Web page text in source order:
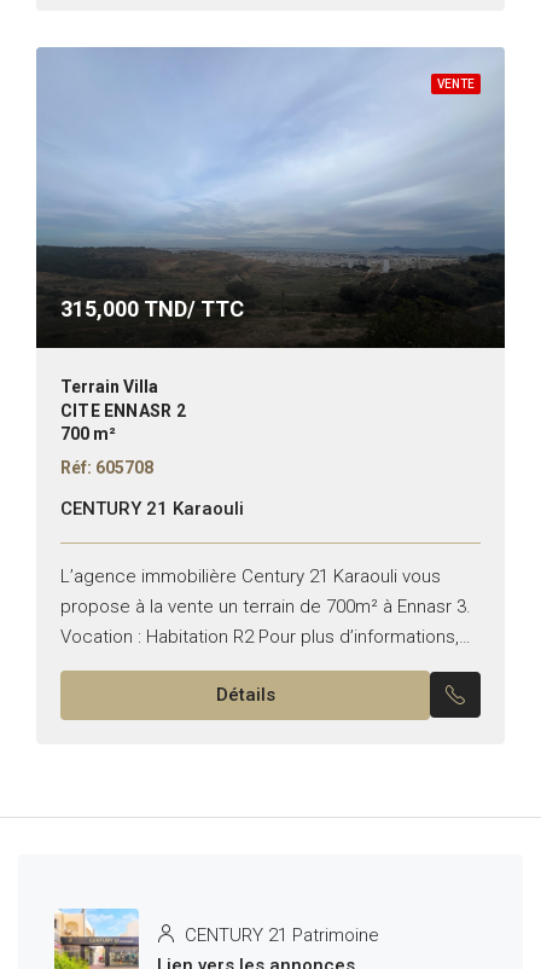
VENTE
315,000 TND/ TTC
Terrain Villa
CITE ENNASR 2
700 m²
Réf: 605708
CENTURY 21 Karaouli
L’agence immobilière Century 21 Karaouli vous
propose à la vente un terrain de 700m² à Ennasr 3.
Vocation : Habitation R2 Pour plus d’informations,
veuillez nous contacter au : +216 54 707...
Détails
CENTURY 21 Patrimoine